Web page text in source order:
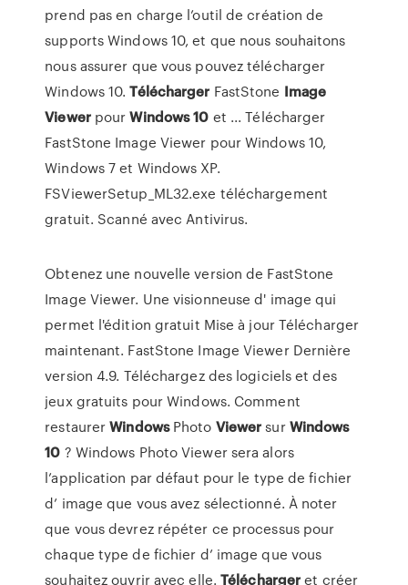
prend pas en charge l’outil de création de
supports Windows 10, et que nous souhaitons
nous assurer que vous pouvez télécharger
Windows 10.Télécharger FastStone Image
ViewerpourWindows10 et ... Télécharger
FastStone Image Viewer pour Windows 10,
Windows 7 et Windows XP.
FSViewerSetup_ML32.exe téléchargement
gratuit. Scanné avec Antivirus.
Obtenez une nouvelle version de FastStone
Image Viewer. Une visionneuse d' image qui
permet l'édition gratuit Mise à jour Télécharger
maintenant. FastStone Image Viewer Dernière
version 4.9. Téléchargez des logiciels et des
jeux gratuits pour Windows. Comment
restaurerWindowsPhoto ViewersurWindows
10 ? Windows Photo Viewer sera alors
l’application par défaut pour le type de fichier
d’ image que vous avez sélectionné. À noter
que vous devrez répéter ce processus pour
chaque type de fichier d’ image que vous
souhaitez ouvrir avec elle.Téléchargeret créer